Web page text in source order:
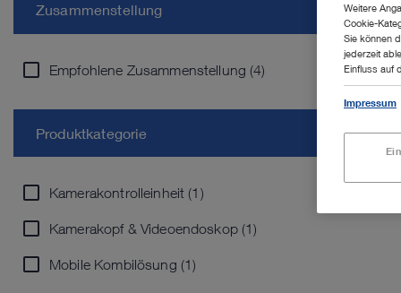
Zusammenstellung
Empfohlene Zusammenstellung (4)
Produktkategorie
Kamerakontrolleinheit (1)
Kamerakopf & Videoendoskop (1)
Mobile Kombilösung (1)
Weitere
Cookie-
Sie können
jederzeit
Einfluss auf
Impressum